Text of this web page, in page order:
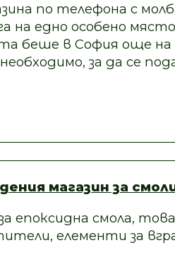
по телефона с
на едно особено
беше в София още
за да се
магазин за
епоксидна смола,
елементи за